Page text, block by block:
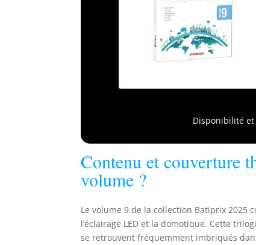
Disponibilité
Contenu et couverture
volume ?
Le volume 9 de la collection Batiprix 2025
l’éclairage LED et la domotique. Cette
se retrouvent fréquemment imbriqués